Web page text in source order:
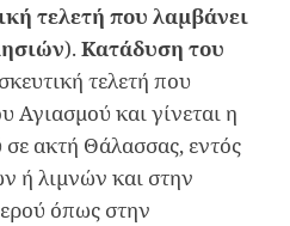
τελετή που λαμβάνει
). Κατάδυση του
τελετή που
Αγιασμού και γίνεται η
ακτή Θάλασσας, εντός
ή λιμνών και στην
όπως στην